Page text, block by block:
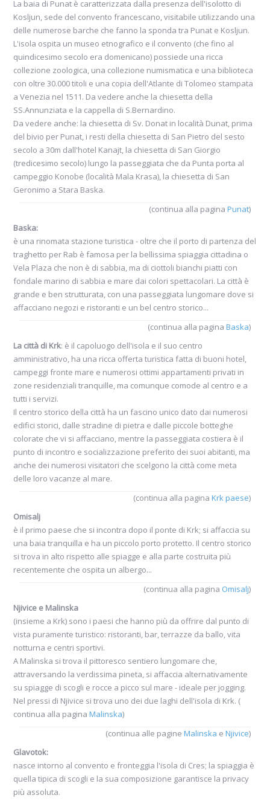
La baia di Punat è caratterizzata dalla presenza dell'isolotto di
Kosljun, sede del convento francescano, visitabile utilizzando una
delle numerose barche che fanno la sponda tra Punat e Kosljun.
L'isola ospita un museo etnografico e il convento (che fino al
quindicesimo secolo era domenicano) possiede una ricca
collezione zoologica, una collezione numismatica e una biblioteca
con oltre 30.000 titoli e una copia dell'Atlante di Tolomeo stampata
a Venezia nel 1511. Da vedere anche la chiesetta della
SS.Annunziata e la cappella di S.Bernardino.
Da vedere anche: la chiesetta di Sv. Donat in località Dunat, prima
del bivio per Punat, i resti della chiesetta di San Pietro del sesto
secolo a 30m dall'hotel Kanajt, la chiesetta di San Giorgio
(tredicesimo secolo) lungo la passeggiata che da Punta porta al
campeggio Konobe (località Mala Krasa), la chiesetta di San
Geronimo a Stara Baska.
(continua alla pagina Punat)
Baska:
è una rinomata stazione turistica - oltre che il porto di partenza del
traghetto per Rab è famosa per la bellissima spiaggia cittadina o
Vela Plaza che non è di sabbia, ma di ciottoli bianchi piatti con
fondale marino di sabbia e mare dai colori spettacolari. La città è
grande e ben strutturata, con una passeggiata lungomare dove si
affacciano negozi e ristoranti e un bel centro storico...
(continua alla pagina Baska)
La città di Krk: è il capoluogo dell'isola e il suo centro
amministrativo, ha una ricca offerta turistica fatta di buoni hotel,
campeggi fronte mare e numerosi ottimi appartamenti privati in
zone residenziali tranquille, ma comunque comode al centro e a
tutti i servizi.
Il centro storico della città ha un fascino unico dato dai numerosi
edifici storici, dalle stradine di pietra e dalle piccole botteghe
colorate che vi si affacciano, mentre la passeggiata costiera è il
punto di incontro e socializzazione preferito dei suoi abitanti, ma
anche dei numerosi visitatori che scelgono la città come meta
delle loro vacanze al mare.
(continua alla pagina Krk paese)
Omisalj
è il primo paese che si incontra dopo il ponte di Krk; si affaccia su
una baia tranquilla e ha un piccolo porto protetto. Il centro storico
si trova in alto rispetto alle spiagge e alla parte costruita più
recentemente che ospita un albergo...
(continua alla pagina Omisalj)
Njivice e Malinska
(insieme a Krk) sono i paesi che hanno più da offrire dal punto di
vista puramente turistico: ristoranti, bar, terrazze da ballo, vita
notturna e centri sportivi.
A Malinska si trova il pittoresco sentiero lungomare che,
attraversando la verdissima pineta, si affaccia alternativamente
su spiagge di scogli e rocce a picco sul mare - ideale per jogging.
Nel pressi di Njivice si trova uno dei due laghi dell'isola di Krk. (
continua alla paginaMalinska)
(continua alle pagine Malinska e Njivice)
Glavotok:
nasce intorno al convento e fronteggia l'isola di Cres; la spiaggia è
quella tipica di scogli e la sua composizione garantisce la privacy
più assoluta.